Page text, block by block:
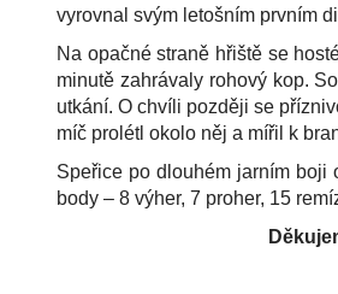
vyrovnal svým letošním prvním
Na opačné straně hřiště se
minutě zahrávaly rohový kop.
utkání. O chvíli později se
míč prolétl okolo něj a mířil k
Speřice po dlouhém jarním boji
body – 8 výher, 7 proher, 15